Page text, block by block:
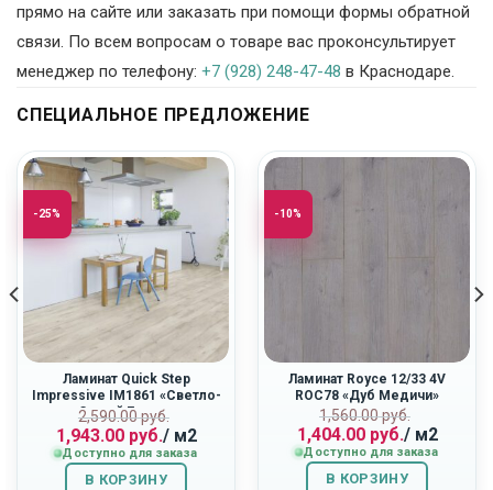
прямо на сайте или заказать при помощи формы обратной
связи. По всем вопросам о товаре вас проконсультирует
менеджер по телефону: +7 (928) 248-47-48 в Краснодаре.
СПЕЦИАЛЬНОЕ ПРЕДЛОЖЕНИЕ
-25%
Ламинат Quick Step
Impressive IM1861 «Светло-
Серый Бетон»
2,590.00руб.
Первоначальная
цена
составляла
2,590.00
1,943.00руб.
Текущая
цена:
1,943.00
руб..
/ м2
Доступно для заказа
В КОРЗИНУ
-10%
Ламинат Royce 12/33 4V
ROC78 «Дуб Медичи»
1,560.00руб.
цена
составляла
1,560.00
1,404.00руб.
Текущая
цена:
1,404.00
руб..
/ м2
Доступно для заказа
В КОРЗИНУ